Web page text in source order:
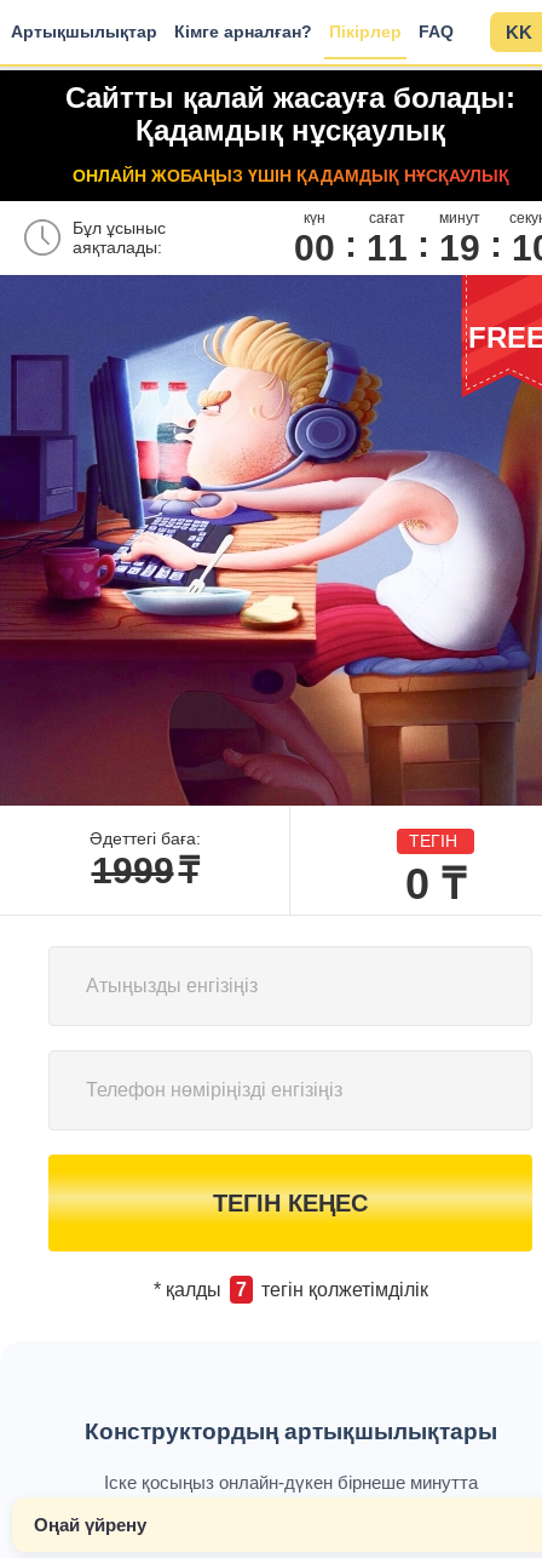
Артықшылықтар Кімге арналған? Пікірлер FAQ KK
Сайтты қалай жасауға болады:
Қадамдық нұсқаулық
ОНЛАЙН ЖОБАҢЫЗ ҮШІН ҚАДАМДЫҚ НҰСҚАУЛЫҚ
Бұл ұсыныс
аяқталады:
күн
00
сағат
11
минут
19 0
Әдеттегі баға:
1999₸
ТЕГІН
0 ₸
ТЕГІН КЕҢЕС
* қалды 7 тегін қолжетімділік
Конструктордың артықшылықтары
Іске қосыңыз онлайн-дүкен бірнеше минутта
Оңай үйрену